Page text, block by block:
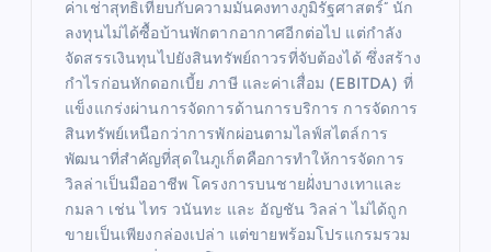
ค่าเช่าสุทธิเทียบกับความมั่นคงทางภูมิรัฐศาสตร์” นัก
ลงทุนไม่ได้ซื้อบ้านพักตากอากาศอีกต่อไป แต่กำลัง
จัดสรรเงินทุนไปยังสินทรัพย์ถาวรที่จับต้องได้ ซึ่งสร้าง
กำไรก่อนหักดอกเบี้ย ภาษี และค่าเสื่อม (EBITDA) ที่
แข็งแกร่งผ่านการจัดการด้านการบริการ การจัดการ
สินทรัพย์เหนือกว่าการพักผ่อนตามไลฟ์สไตล์การ
พัฒนาที่สำคัญที่สุดในภูเก็ตคือการทำให้การจัดการ
วิลล่าเป็นมืออาชีพ โครงการบนชายฝั่งบางเทาและ
กมลา เช่น ไทร วนันทะ และ อัญชัน วิลล่า ไม่ได้ถูก
ขายเป็นเพียงกล่องเปล่า แต่ขายพร้อมโปรแกรมรวม